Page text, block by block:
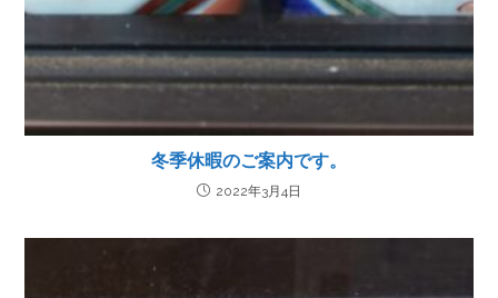
冬季休暇のご案内です。
2022年3月4日